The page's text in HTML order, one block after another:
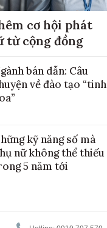
cơ hội phát
từ cộng đồng
bán dẫn: Câu
về đào tạo “tinh
kỹ năng số mà
nữ không thể thiếu
5 năm tới